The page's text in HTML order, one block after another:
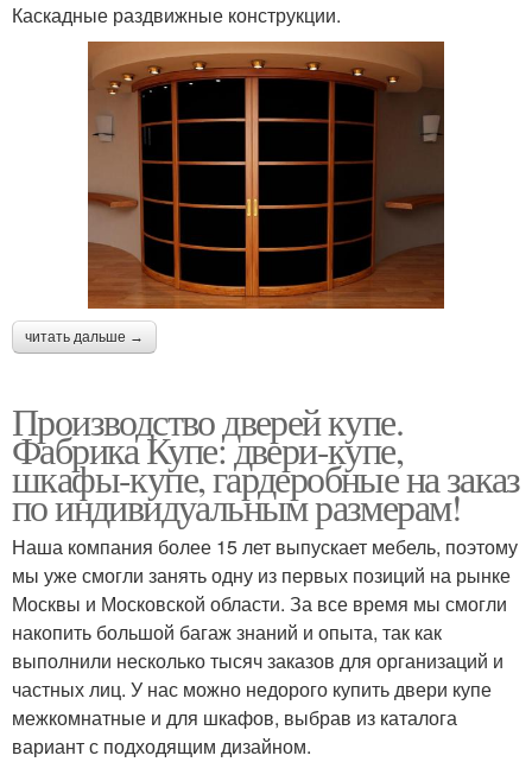
Каскадные раздвижные конструкции.
читать дальше →
Производство дверей купе.
Фабрика Купе: двери-купе,
шкафы-купе, гардеробные на заказ
по индивидуальным размерам!
Наша компания более 15 лет выпускает мебель, поэтому
мы уже смогли занять одну из первых позиций на рынке
Москвы и Московской области. За все время мы смогли
накопить большой багаж знаний и опыта, так как
выполнили несколько тысяч заказов для организаций и
частных лиц. У нас можно недорого купить двери купе
межкомнатные и для шкафов, выбрав из каталога
вариант с подходящим дизайном.